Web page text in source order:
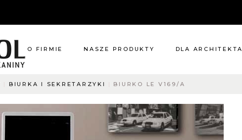
O FIRMIE
Aktualności
NASZE PRODUKTY
Pomieszczenia
Oświetlenie
Renowacje
DLA ARCHITEKTA
BIURKA I SEKRETARZYKI BIURKO LE V169/A